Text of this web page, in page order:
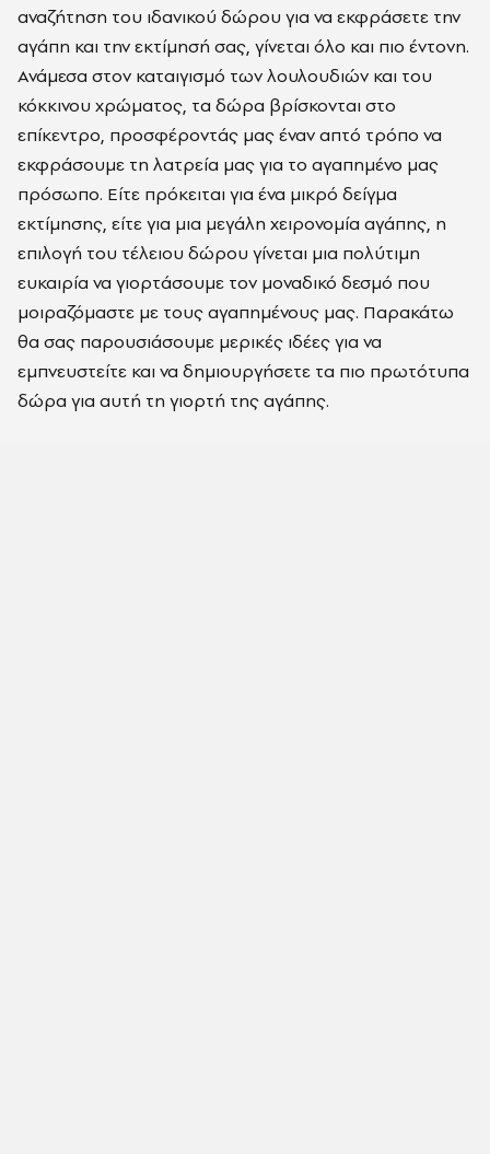
αναζήτηση του ιδανικού δώρου για να εκφράσετε την
αγάπη και την εκτίμησή σας, γίνεται όλο και πιο έντονη.
Ανάμεσα στον καταιγισμό των λουλουδιών και του
κόκκινου χρώματος, τα δώρα βρίσκονται στο
επίκεντρο, προσφέροντάς μας έναν απτό τρόπο να
εκφράσουμε τη λατρεία μας για το αγαπημένο μας
πρόσωπο. Είτε πρόκειται για ένα μικρό δείγμα
εκτίμησης, είτε για μια μεγάλη χειρονομία αγάπης, η
επιλογή του τέλειου δώρου γίνεται μια πολύτιμη
ευκαιρία να γιορτάσουμε τον μοναδικό δεσμό που
μοιραζόμαστε με τους αγαπημένους μας. Παρακάτω
θα σας παρουσιάσουμε μερικές ιδέες για να
εμπνευστείτε και να δημιουργήσετε τα πιο πρωτότυπα
δώρα για αυτή τη γιορτή της αγάπης.